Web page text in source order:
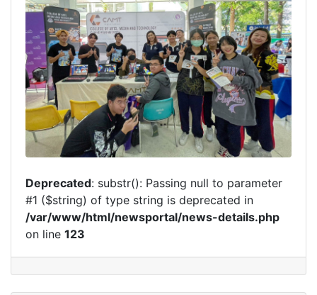
Deprecated: substr(): Passing null to parameter
#1 ($string) of type string is deprecated in
/var/www/html/newsportal/news-details.php
on line 123